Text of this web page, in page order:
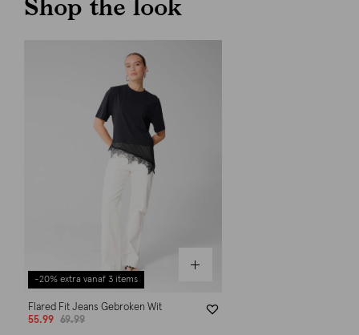
-20% extra vanaf 3 items
Flared Fit Jeans Gebroken Wit
55.99
69.99